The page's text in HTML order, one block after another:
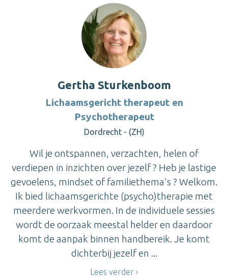
Gertha Sturkenboom
Lichaamsgericht therapeut en
Psychotherapeut
Dordrecht - (ZH)
Wil je ontspannen, verzachten, helen of
verdiepen in inzichten over jezelf ? Heb je lastige
gevoelens, mindset of familiethema's ? Welkom.
Ik bied lichaamsgerichte (psycho)therapie met
meerdere werkvormen. In de individuele sessies
wordt de oorzaak meestal helder en daardoor
komt de aanpak binnen handbereik. Je komt
dichterbij jezelf en ...
Lees verder